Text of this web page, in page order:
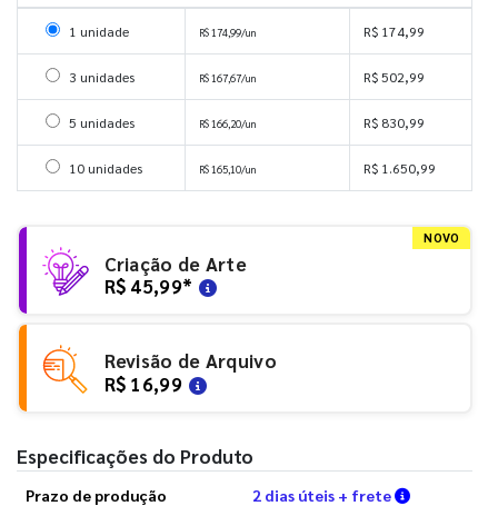
Selecionar 1 unidade
1 unidade R$ 174,99/un R$ 174,99
Selecionar 3 unidades
3 unidades R$ 167,67/un R$ 502,99
Selecionar 5 unidades
5 unidades R$ 166,20/un R$ 830,99
Selecionar 10 unidades
10 unidades R$ 165,10/un R$ 1.650,99
NOVO
Criação de Arte
R$ 45,99*
Revisão de Arquivo
R$ 16,99
Especificações do Produto
Prazo de produção 2 dias úteis + frete Verifique